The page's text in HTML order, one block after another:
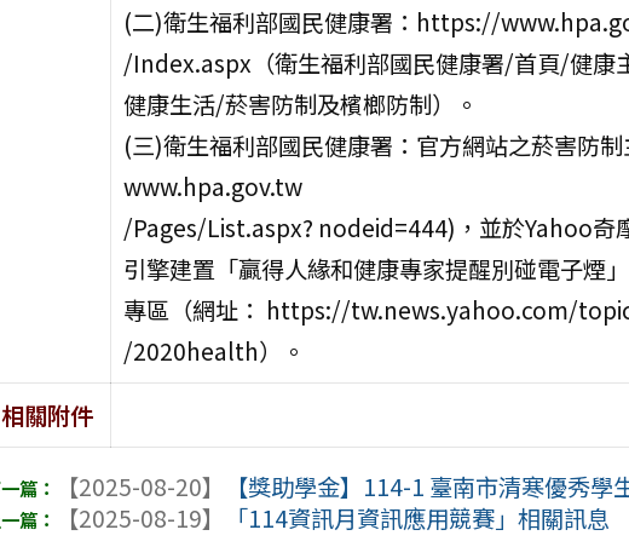
(二)衛生福利部國民健康署：https://
/Index.aspx（衛生福利部國民健康署/首頁/健康
健康生活/菸害防制及檳榔防制）。
(三)衛生福利部國民健康署：官方網站之菸害防
www.hpa.gov.tw
/Pages/List.aspx? nodeid=444)，並於Yahoo奇
引擎建置「贏得人緣和健康專家提醒別碰電子煙
專區（網址： https://tw.news.yahoo.com/
/2020health）。
相關附件
【2025-08-20】
【獎助學金】114-1 臺南市清寒優秀學
【2025-08-19】
「114資訊月資訊應用競賽」相關訊息